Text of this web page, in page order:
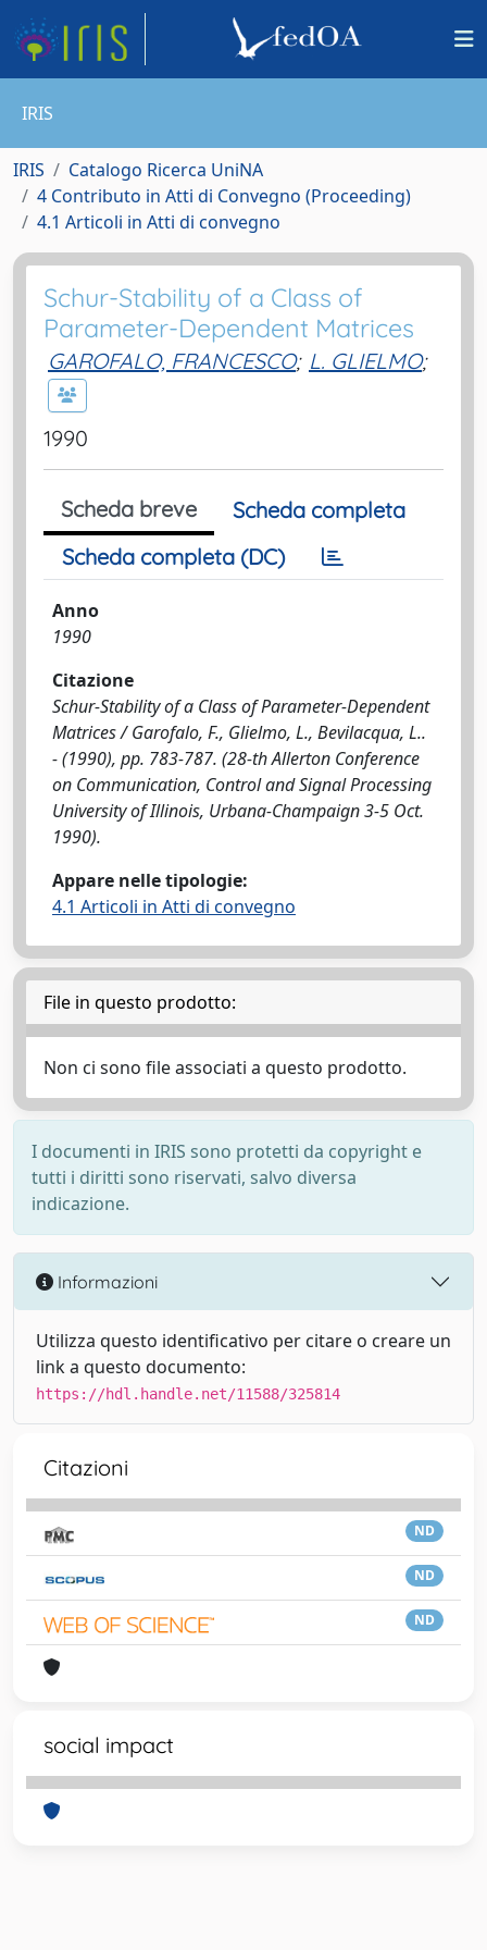
IRIS
IRIS
Catalogo Ricerca UniNA
4 Contributo in Atti di Convegno (Proceeding)
4.1 Articoli in Atti di convegno
Schur-Stability of a Class of
Parameter-Dependent Matrices
GAROFALO, FRANCESCO; L. GLIELMO;
1990
Scheda breve
Scheda completa
Scheda completa (DC)
Anno
1990
Citazione
Schur-Stability of a Class of Parameter-Dependent
Matrices / Garofalo, F., Glielmo, L., Bevilacqua, L..
- (1990), pp. 783-787. (28-th Allerton Conference
on Communication, Control and Signal Processing
University of Illinois, Urbana-Champaign 3-5 Oct.
1990).
Appare nelle tipologie:
4.1 Articoli in Atti di convegno
File in questo prodotto:
Non ci sono file associati a questo prodotto.
I documenti in IRIS sono protetti da copyright e
tutti i diritti sono riservati, salvo diversa
indicazione.
Informazioni
Utilizza questo identificativo per citare o creare un
link a questo documento:
https://hdl.handle.net/11588/325814
Citazioni
ND
ND
ND
social impact